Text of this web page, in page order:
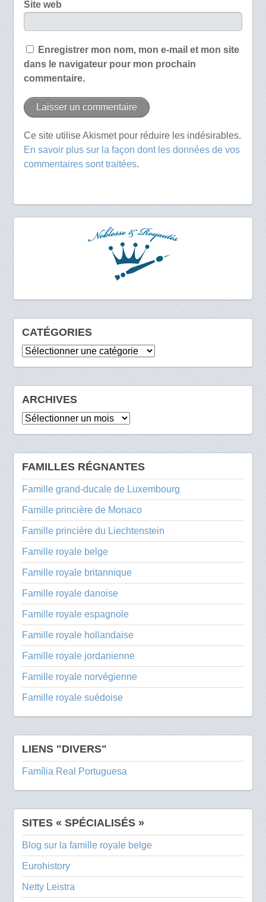
Site web
Enregistrer mon nom, mon e-mail et mon site
dans le navigateur pour mon prochain
commentaire.
Ce site utilise Akismet pour réduire les indésirables.
En savoir plus sur la façon dont les données de vos
commentaires sont traitées.
CATÉGORIES
Catégories
ARCHIVES
Archives
FAMILLES RÉGNANTES
Famille grand-ducale de Luxembourg
Famille princière de Monaco
Famille princière du Liechtenstein
Famille royale belge
Famille royale britannique
Famille royale danoise
Famille royale espagnole
Famille royale hollandaise
Famille royale jordanienne
Famille royale norvégienne
Famille royale suédoise
LIENS "DIVERS"
Família Real Portuguesa
SITES « SPÉCIALISÉS »
Blog sur la famille royale belge
Eurohistory
Netty Leistra